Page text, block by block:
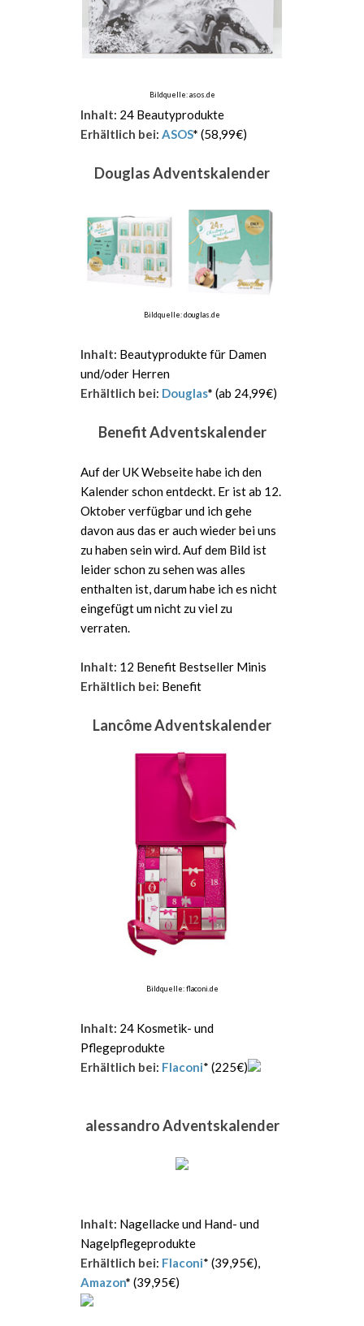
Bildquelle: asos.de
Inhalt: 24 Beautyprodukte
Erhältlich bei: ASOS* (58,99€)
Douglas Adventskalender
Bildquelle: douglas.de
Inhalt: Beautyprodukte für Damen
und/oder Herren
Erhältlich bei: Douglas* (ab 24,99€)
Benefit Adventskalender
Auf der UK Webseite habe ich den
Kalender schon entdeckt. Er ist ab 12.
Oktober verfügbar und ich gehe
davon aus das er auch wieder bei uns
zu haben sein wird. Auf dem Bild ist
leider schon zu sehen was alles
enthalten ist, darum habe ich es nicht
eingefügt um nicht zu viel zu
verraten.
Inhalt: 12 Benefit Bestseller Minis
Erhältlich bei: Benefit
Lancôme Adventskalender
Bildquelle: flaconi.de
Inhalt: 24 Kosmetik- und
Pflegeprodukte
Erhältlich bei: Flaconi* (225€)
alessandro Adventskalender
Inhalt: Nagellacke und Hand- und
Nagelpflegeprodukte
Erhältlich bei: Flaconi* (39,95€),
Amazon* (39,95€)